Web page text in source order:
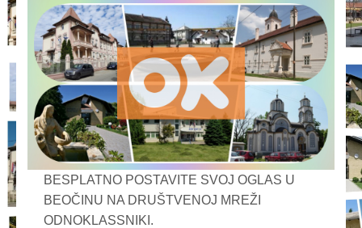
BESPLATNO POSTAVITE SVOJ OGLAS U
BEOČINU NA DRUŠTVENOJ MREŽI
ODNOKLASSNIKI.